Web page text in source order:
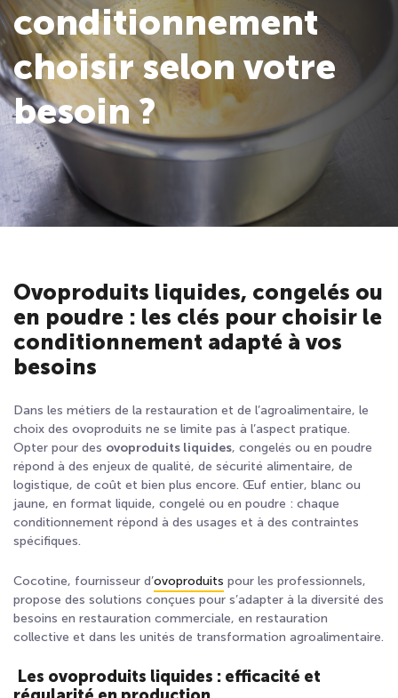
conditionnement
choisir selon votre
besoin ?
Ovoproduits liquides, congelés ou
en poudre : les clés pour choisir le
conditionnement adapté à vos
besoins
Dans les métiers de la restauration et de l’agroalimentaire, le
choix des ovoproduits ne se limite pas à l’aspect pratique.
Opter pour des ovoproduits liquides, congelés ou en poudre
répond à des enjeux de qualité, de sécurité alimentaire, de
logistique, de coût et bien plus encore. Œuf entier, blanc ou
jaune, en format liquide, congelé ou en poudre : chaque
conditionnement répond à des usages et à des contraintes
spécifiques.
Cocotine, fournisseur d’ovoproduits pour les professionnels,
propose des solutions conçues pour s’adapter à la diversité des
besoins en restauration commerciale, en restauration
collective et dans les unités de transformation agroalimentaire.
Les ovoproduits liquides : efficacité et